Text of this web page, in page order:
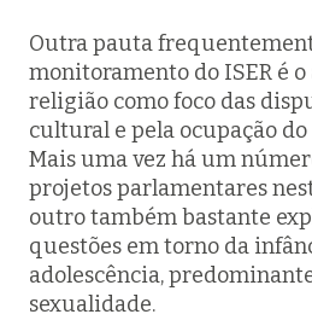
Outra pauta
monitoramento do ISER é
religião como foco das
cultural e pela ocupação
Mais uma vez há um
projetos parlamentares
outro também bastante
questões em torno da
adolescência,
sexualidade.